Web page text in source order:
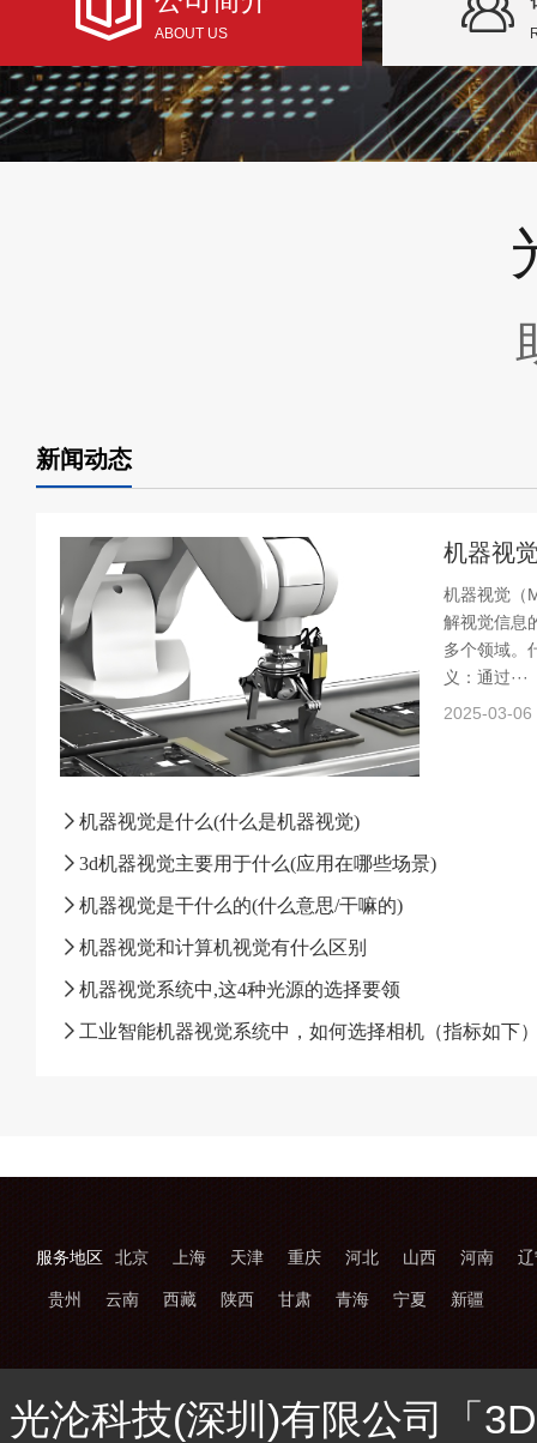
ABOUT US
新闻动态
机器视
机器视觉（
解视觉信息
多个领域。
义：通过···
2025-03-06
机器视觉是什么(什么是机器视觉)
3d机器视觉主要用于什么(应用在哪些场景)
机器视觉是干什么的(什么意思/干嘛的)
机器视觉和计算机视觉有什么区别
机器视觉系统中,这4种光源的选择要领
工业智能机器视觉系统中，如何选择相机（指标如下
服务地区 北京 上海 天津 重庆 河北 山西 河南
贵州 云南 西藏 陕西 甘肃 青海 宁夏 新疆
光沦科技(深圳)有限公司「